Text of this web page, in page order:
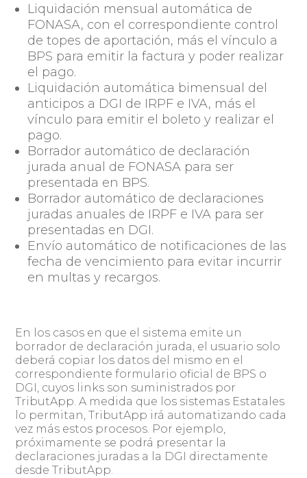
Liquidación mensual automática de
FONASA, con el correspondiente control
de topes de aportación, más el vínculo a
BPS para emitir la factura y poder realizar
el pago.
Liquidación automática bimensual del
anticipos a DGI de IRPF e IVA, más el
vínculo para emitir el boleto y realizar el
pago.
Borrador automático de declaración
jurada anual de FONASA para ser
presentada en BPS.
Borrador automático de declaraciones
juradas anuales de IRPF e IVA para ser
presentadas en DGI.
Envío automático de notificaciones de las
fecha de vencimiento para evitar incurrir
en multas y recargos.
En los casos en que el sistema emite un
borrador de declaración jurada, el usuario solo
deberá copiar los datos del mismo en el
correspondiente formulario oficial de BPS o
DGI, cuyos links son suministrados por
TributApp. A medida que los sistemas Estatales
lo permitan, TributApp irá automatizando cada
vez más estos procesos. Por ejemplo,
próximamente se podrá presentar la
declaraciones juradas a la DGI directamente
desde TributApp.